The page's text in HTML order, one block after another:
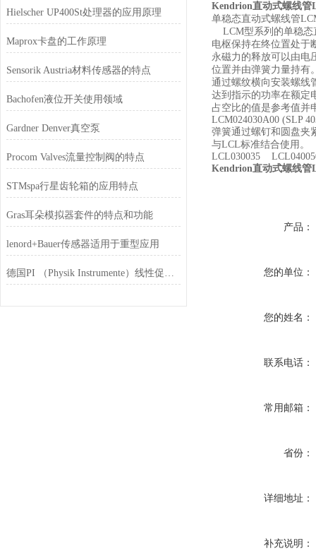
Hielscher UP400St处理器的应用原理
Maprox卡盘的工作原理
Sensorik Austria材料传感器的特点
Bachofen液位开关使用领域
Gardner Denver真空泵
Procom Valves流量控制阀的特点
STMspa行星齿轮箱的应用特点
Gras耳朵模拟器套件的特点和功能
lenord+Bauer传感器适用于重型应用
德国PI （Physik Instrumente）线性促动器
Kendrion直动式螺线管
单稳态直动式螺线管
LCM型系列的单稳态
电枢保持在终位置处于
永磁力的释放可以由电
位置并由弹簧力量持有
通过螺纹横向安装螺线
达到指示的功率在额定
占空比的值是参考值并
LCM024030A00 (SLP
弹簧通过螺钉和圆盘夹
与LCL标准结合使用。
LCL030035
Kendrion直动式螺线管
产品：
您的单位：
您的姓名：
联系电话：
常用邮箱：
省份：
详细地址：
补充说明：